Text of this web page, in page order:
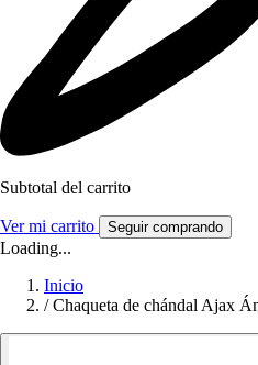
Subtotal del carrito
Ver mi carrito Seguir comprando
Loading...
Inicio
/ Chaqueta de chándal Ajax